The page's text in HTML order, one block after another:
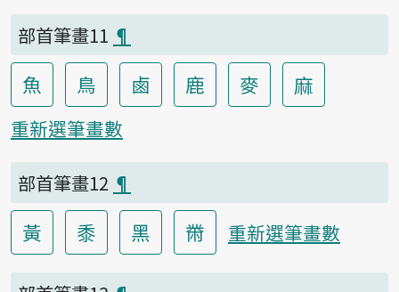
部首筆畫11 ¶
魚 鳥 鹵 鹿 麥 麻
重新選筆畫數
部首筆畫12 ¶
黃 黍 黑 黹 重新選筆畫數